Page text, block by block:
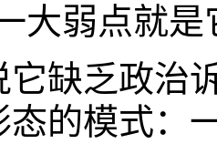
大弱点就
它缺乏政治
态的模式：